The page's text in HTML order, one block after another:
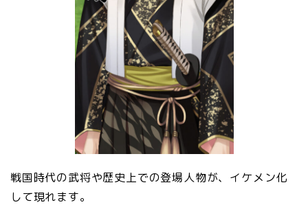
戦国時代の武将や歴史上での登場人物が、イケメン化
して現れます。